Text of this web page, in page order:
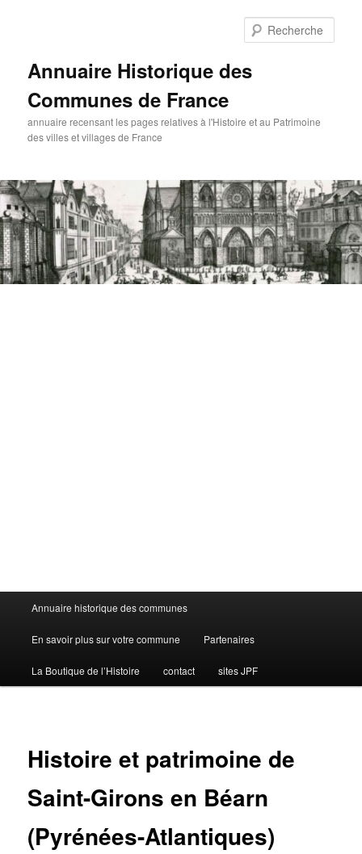
Annuaire Historique des
Communes de France
annuaire recensant les pages relatives à l'Histoire et au Patrimoine
des villes et villages de France
Menu
principal
Annuaire historique des communes
En savoir plus sur votre commune Partenaires
La Boutique de l’Histoire contact sites JPF
Histoire et patrimoine de
Saint-Girons en Béarn
(Pyrénées-Atlantiques)